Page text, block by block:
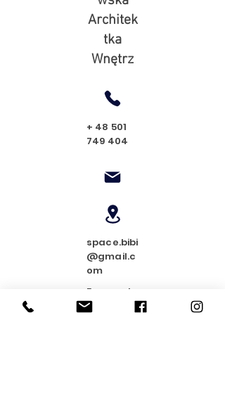
Architek
tka
Wnętrz
+ 48 501
749 404
space.bibi
@gmail.c
om
Francusk
a 49/35